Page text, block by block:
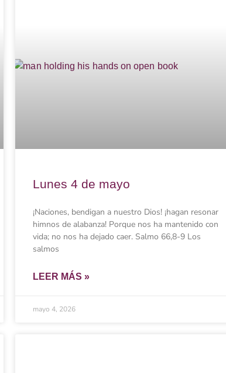
Lunes 4 de mayo
¡Naciones, bendigan a nuestro Dios! ¡hagan resonar
himnos de alabanza! Porque nos ha mantenido con
vida; no nos ha dejado caer. Salmo 66,8-9 Los
salmos
LEER MÁS »
mayo 4, 2026